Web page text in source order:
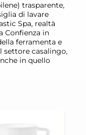
trasparente,
di lavare
Spa, realtà
Confienza in
ferramenta e
settore casalingo,
in quello